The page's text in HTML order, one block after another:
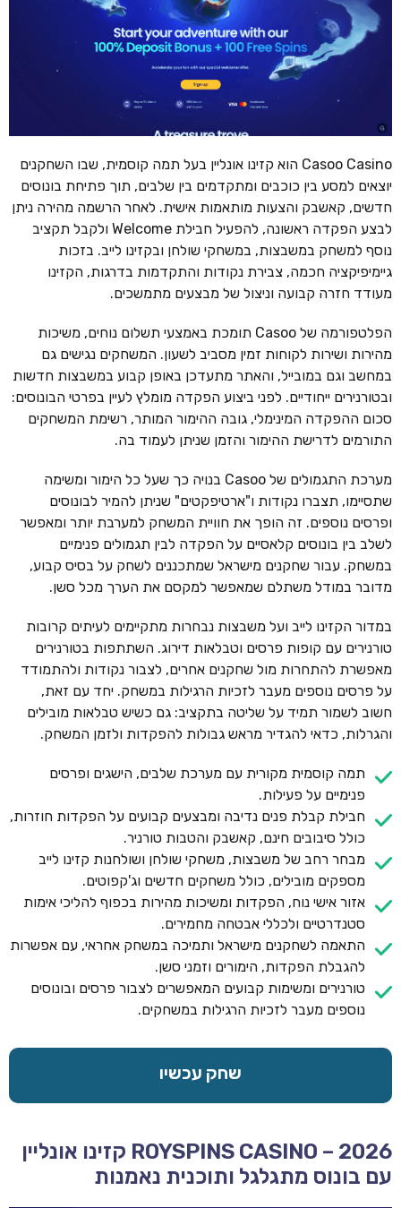
Casoo Casino הוא קזינו אונליין בעל תמה קוסמית, שבו השחקנים
יוצאים למסע בין כוכבים ומתקדמים בין שלבים, תוך פתיחת בונוסים
חדשים, קאשבק והצעות מותאמות אישית. לאחר הרשמה מהירה ניתן
לבצע הפקדה ראשונה, להפעיל חבילת Welcome ולקבל תקציב
נוסף למשחק במשבצות, במשחקי שולחן ובקזינו לייב. בזכות
גיימיפיקציה חכמה, צבירת נקודות והתקדמות בדרגות, הקזינו
מעודד חזרה קבועה וניצול של מבצעים מתמשכים.
הפלטפורמה של Casoo תומכת באמצעי תשלום נוחים, משיכות
מהירות ושירות לקוחות זמין מסביב לשעון. המשחקים נגישים גם
במחשב וגם במובייל, והאתר מתעדכן באופן קבוע במשבצות חדשות
ובטורנירים ייחודיים. לפני ביצוע הפקדה מומלץ לעיין בפרטי הבונוסים:
סכום ההפקדה המינימלי, גובה ההימור המותר, רשימת המשחקים
התורמים לדרישת ההימור והזמן שניתן לעמוד בה.
מערכת התגמולים של Casoo בנויה כך שעל כל הימור ומשימה
שתסיימו, תצברו נקודות ו"ארטיפקטים" שניתן להמיר לבונוסים
ופרסים נוספים. זה הופך את חוויית המשחק למערבת יותר ומאפשר
לשלב בין בונוסים קלאסיים על הפקדה לבין תגמולים פנימיים
במשחק. עבור שחקנים מישראל שמתכננים לשחק על בסיס קבוע,
מדובר במודל משתלם שמאפשר למקסם את הערך מכל סשן.
במדור הקזינו לייב ועל משבצות נבחרות מתקיימים לעיתים קרובות
טורנירים עם קופות פרסים וטבלאות דירוג. השתתפות בטורנירים
מאפשרת להתחרות מול שחקנים אחרים, לצבור נקודות ולהתמודד
על פרסים נוספים מעבר לזכיות הרגילות במשחק. יחד עם זאת,
חשוב לשמור תמיד על שליטה בתקציב: גם כשיש טבלאות מובילים
והגרלות, כדאי להגדיר מראש גבולות להפקדות ולזמן המשחק.
תמה קוסמית מקורית עם מערכת שלבים, הישגים ופרסים
פנימיים על פעילות.
חבילת קבלת פנים נדיבה ומבצעים קבועים על הפקדות חוזרות,
כולל סיבובים חינם, קאשבק והטבות טורניר.
מבחר רחב של משבצות, משחקי שולחן ושולחנות קזינו לייב
מספקים מובילים, כולל משחקים חדשים וג'קפוטים.
אזור אישי נוח, הפקדות ומשיכות מהירות בכפוף להליכי אימות
סטנדרטיים ולכללי אבטחה מחמירים.
התאמה לשחקנים מישראל ותמיכה במשחק אחראי, עם אפשרות
להגבלת הפקדות, הימורים וזמני סשן.
טורנירים ומשימות קבועים המאפשרים לצבור פרסים ובונוסים
נוספים מעבר לזכיות הרגילות במשחקים.
שחק עכשיו
ROYSPINS CASINO – 2026 קזינו אונליין
עם בונוס מתגלגל ותוכנית נאמנות